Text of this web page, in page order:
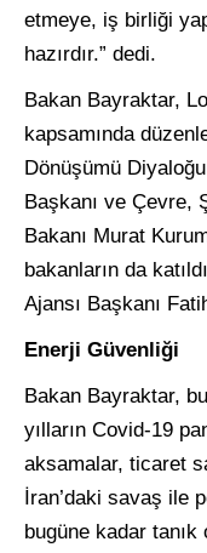
etmeye, iş birliği
hazırdır.” dedi.
Bakan Bayraktar,
kapsamında
Dönüşümü
Başkanı ve Çevre,
Bakanı Murat
bakanların da
Ajansı Başkanı
Enerji Güvenliği
Bakan Bayraktar,
yılların Covid-19
aksamalar, ticaret
İran’daki savaş ile
bugüne kadar